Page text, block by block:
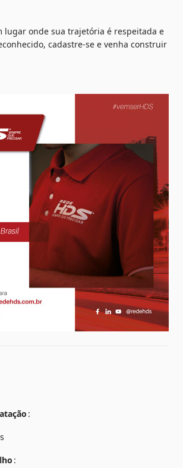
lugar onde sua trajetória é respeitada e
cadastre-se e venha construir